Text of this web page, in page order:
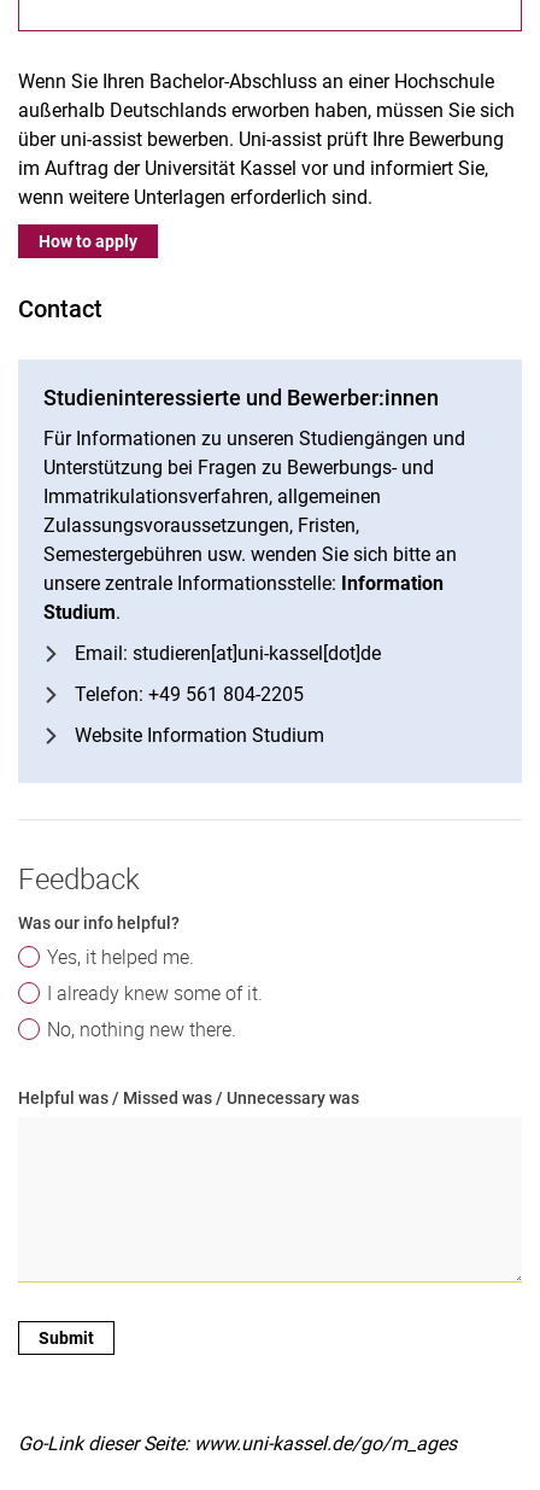
Wenn Sie Ihren Bachelor-Abschluss an einer Hochschule
außerhalb Deutschlands erworben haben, müssen Sie sich
über uni-assist bewerben. Uni-assist prüft Ihre Bewerbung
im Auftrag der Universität Kassel vor und informiert Sie,
wenn weitere Unterlagen erforderlich sind.
How to apply
Contact
Studieninteressierte und Bewerber:innen
Für Informationen zu unseren Studiengängen und
Unterstützung bei Fragen zu Bewerbungs- und
Immatrikulationsverfahren, allgemeinen
Zulassungsvoraussetzungen, Fristen,
Semestergebühren usw. wenden Sie sich bitte an
unsere zentrale Informationsstelle: Information
Studium.
Email: studieren[at]uni-kassel[dot]de
Telefon: +49 561 804-2205
Website Information Studium
Feedback
Was our info helpful?
Yes, it helped me.
I already knew some of it.
No, nothing new there.
Helpful was / Missed was / Unnecessary was
Go-Link dieser Seite: www.uni-kassel.de/go/m_ages